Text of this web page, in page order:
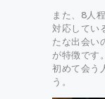
また、8人
対応してい
たな出会い
が特徴です。
初めて会う
う。